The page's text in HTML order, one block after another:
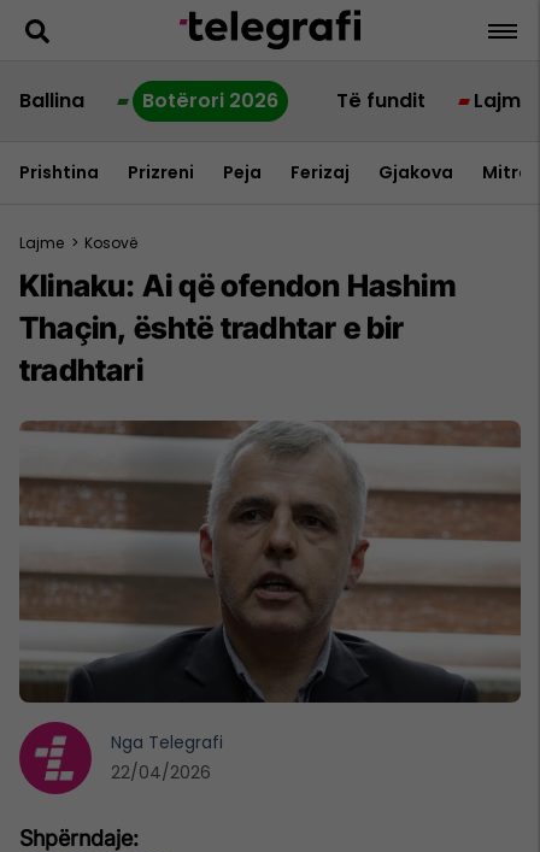
Ballina Botërori 2026 Të fundit Lajme
Prishtina Prizreni Peja Ferizaj Gjakova
Lajme > Kosovë
Klinaku: Ai që ofendon Hashim
Thaçin, është tradhtar e bir
tradhtari
Nga Telegrafi
22/04/2026